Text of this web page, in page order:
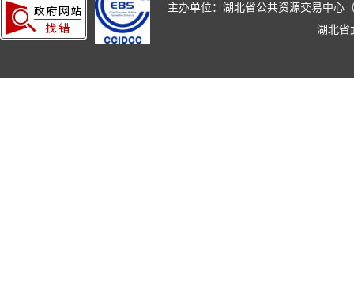
主办单位：湖北省公共资源交易中心
湖北省